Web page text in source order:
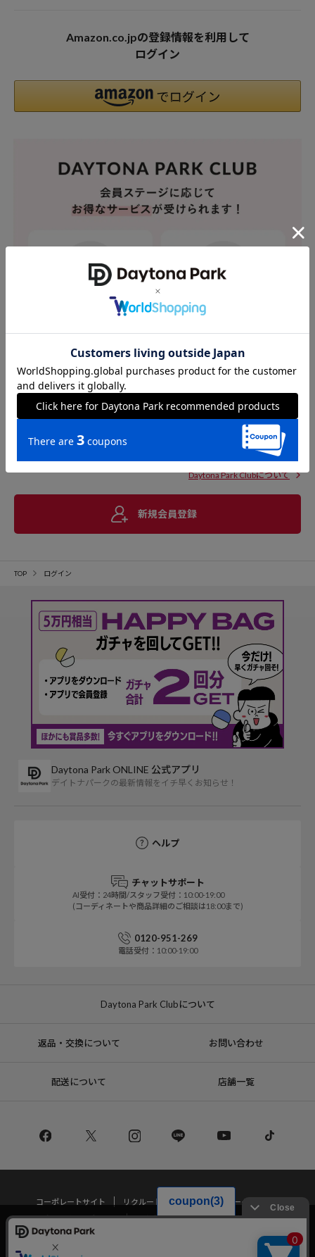
Amazon.co.jpの登録情報を利用して
ログイン
Daytona Park Clubについて
新規会員登録
TOP ログイン
Daytona Park ONLINE 公式アプリ
デイトナパークの最新情報をイチ早くお知らせ！
ヘルプ
チャットサポート
AI受付：24時間/スタッフ受付：10:00-19:00
(コーディネートや商品詳細のご相談は18:00まで)
0120-951-269
電話受付：10:00-19:00
Daytona Park Clubについて
返品・交換について お問い合わせ
配送について 店舗一覧
コーポレートサイト リクルート
サステナブルマークについて
プライバシーポリシー
特定商取引法・古物営業法に基づく表記
当サイトでは利用体験の向上およびコンテンツの最適な提供、トラフィック
の分析を目的としてCookieを使用しています。